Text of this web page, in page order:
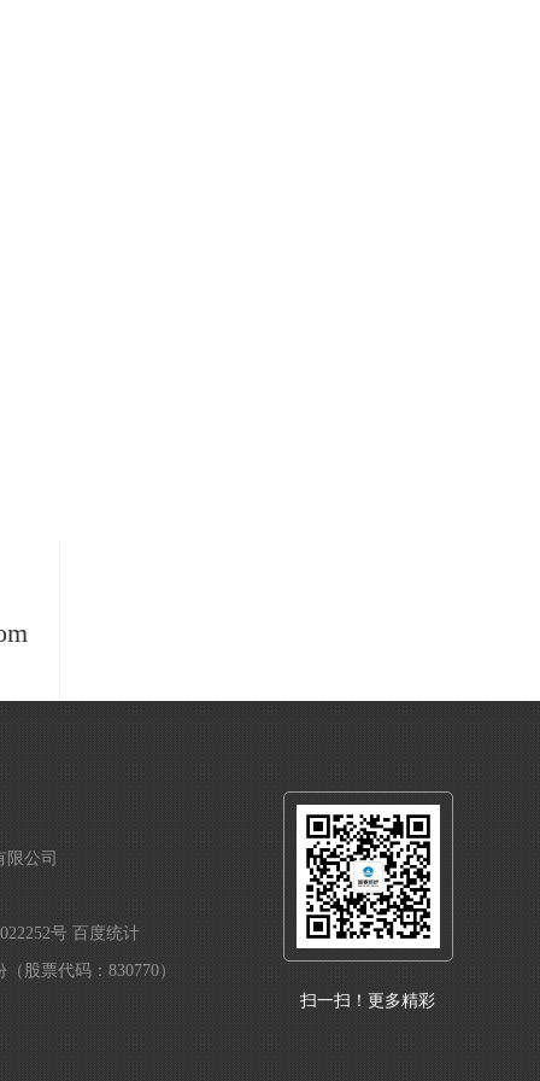
公司
号 百度统计
股票代码：830770）
扫一扫！更多精彩